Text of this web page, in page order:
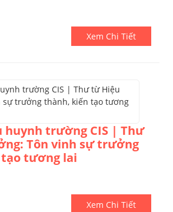
Xem Chi Tiết
huynh trường CIS | Thư
Tôn vinh sự trưởng
tương lai
Xem Chi Tiết